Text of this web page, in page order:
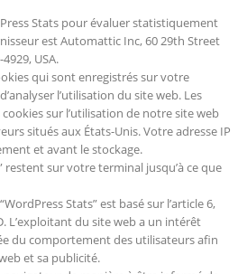
Stats pour évaluer statistiquement
est Automattic Inc, 60 29th Street
USA.
qui sont enregistrés sur votre
l’utilisation du site web. Les
sur l’utilisation de notre site web
situés aux États-Unis. Votre adresse IP
et avant le stockage.
restent sur votre terminal jusqu’à ce que
Stats” est basé sur l’article 6,
L’exploitant du site web a un intérêt
du comportement des utilisateurs afin
et sa publicité.